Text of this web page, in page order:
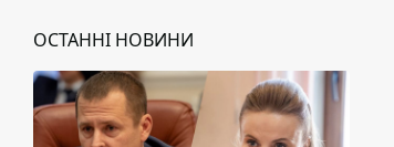
ОСТАННІ НОВИНИ